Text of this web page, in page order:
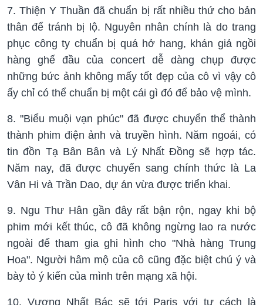
7. Thiện Y Thuần đã chuẩn bị rất nhiều thứ cho bản
thân để tránh bị lộ. Nguyên nhân chính là do trang
phục công ty chuẩn bị quá hở hang, khán giả ngồi
hàng ghế đầu của concert dễ dàng chụp được
những bức ảnh không mấy tốt đẹp của cô vì vậy cô
ấy chỉ có thể chuẩn bị một cái gì đó để bảo vệ mình.
8. "Biểu muội vạn phúc" đã được chuyển thể thành
thành phim điện ảnh và truyền hình. Năm ngoái, có
tin đồn Tạ Bân Bân và Lý Nhất Đồng sẽ hợp tác.
Năm nay, đã được chuyển sang chính thức là La
Vân Hi và Trần Dao, dự án vừa được triển khai.
9. Ngu Thư Hân gần đây rất bận rộn, ngay khi bộ
phim mới kết thúc, cô đã không ngừng lao ra nước
ngoài để tham gia ghi hình cho "Nhà hàng Trung
Hoa". Người hâm mộ của cô cũng đặc biệt chú ý và
bày tỏ ý kiến ​​​​của mình trên mạng xã hội.
10. Vương Nhất Bác sẽ tới Paris với tư cách là